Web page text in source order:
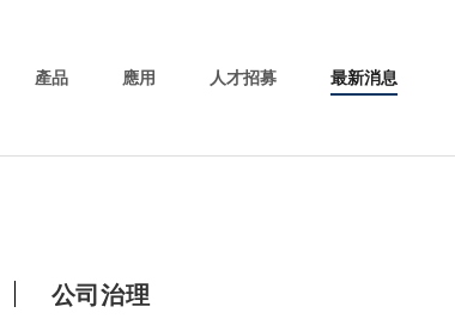
產品 應用 人才招募 最新消息
公司治理